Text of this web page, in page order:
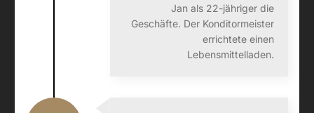
Jan als 22-jähriger die
Geschäfte. Der Konditormeister
errichtete einen
Lebensmittelladen.